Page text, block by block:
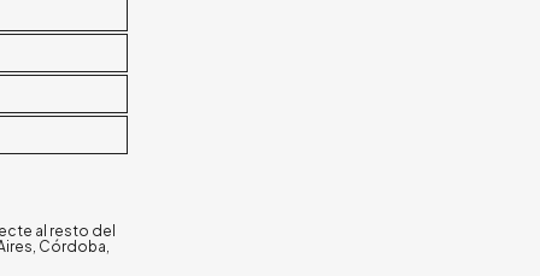
al resto del
Córdoba,